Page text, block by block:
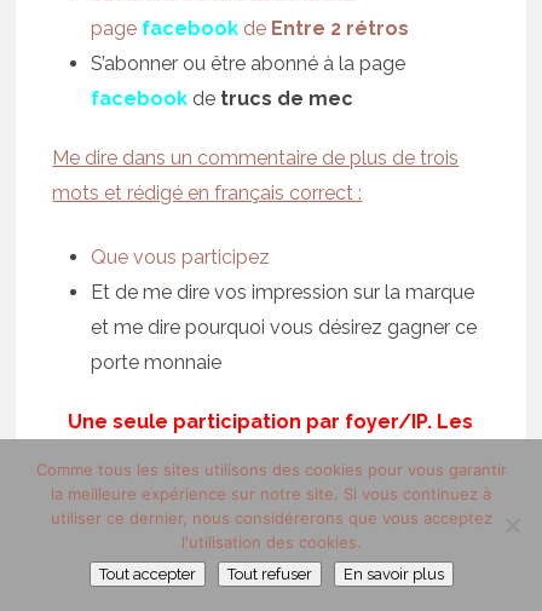
page facebook de Entre 2 rétros
S’abonner ou être abonné à la page
facebook de trucs de mec
Me dire dans un commentaire de plus de trois
mots et rédigé en français correct :
Que vous participez
Et de me dire vos impression sur la marque
et me dire pourquoi vous désirez gagner ce
porte monnaie
Une seule participation par foyer/IP. Les
France métropolitaine
Vous maximiser vos chances en
relayant sur 🙁 Ce n’est pas obligatoire,
Comme tous les sites utilisons des cookies pour vous garantir
la meilleure expérience sur notre site. Si vous continuez à
utiliser ce dernier, nous considérerons que vous acceptez
l'utilisation des cookies.
Tout accepter Tout refuser En savoir plus